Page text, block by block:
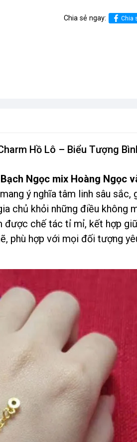
Chia sẻ ngay: Chia
Hồ Lô – Biểu Tượng
Ngọc mix Hoàng Ngọc
ý nghĩa tâm linh sâu sắc,
chủ khỏi những điều không
được chế tác tỉ mỉ, kết hợp
phù hợp với mọi đối tượng